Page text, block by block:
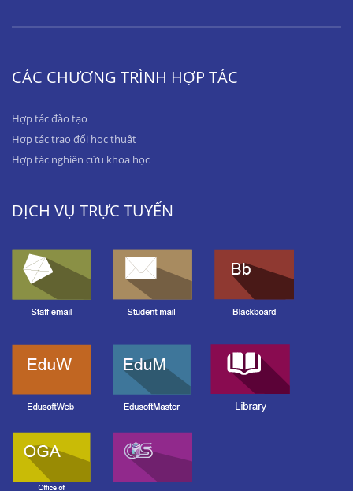
CÁC CHƯƠNG TRÌNH HỢP TÁC
Hợp tác đào tạo
Hợp tác trao đổi học thuật
Hợp tác nghiên cứu khoa học
DỊCH VỤ TRỰC TUYẾN